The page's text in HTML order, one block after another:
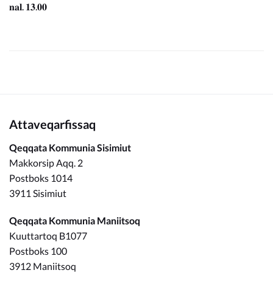
𝐧𝐚𝐥. 𝟏𝟑.𝟎𝟎
Attaveqarfissaq
Qeqqata Kommunia Sisimiut
Makkorsip Aqq. 2
Postboks 1014
3911 Sisimiut
Qeqqata Kommunia Maniitsoq
Kuuttartoq B1077
Postboks 100
3912 Maniitsoq